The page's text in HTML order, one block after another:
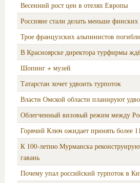
Весенний рост цен в отелях Европы
Россияне стали делать меньше финских
Трое французских альпинистов
В Красноярске директора турфирмы
Шопинг + музей
Татарстан хочет удвоить турпоток
Власти Омской области планируют
Облегченный визовый режим между
Горячий Ключ ожидает принять более
К 100-летию Мурманска
гавань
Почему упал российский турпоток в